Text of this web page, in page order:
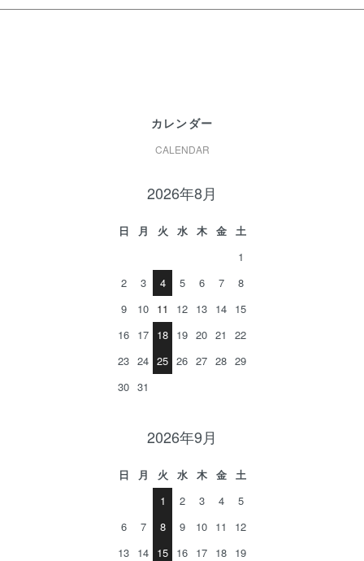
カレンダー
CALENDAR
2026年8月
日 月 火 水 木 金
土
1
2
3 4 5 6 7
8
9
10 11 12 13 14 15
16 17 18 19 20 21
22
23 24 25 26 27 28 29
30 31
2026年9月
日 月 火 水 木 金
土
1
2 3 4
5
6
7 8 9 10 11
12
13 14 15 16 17 18 19